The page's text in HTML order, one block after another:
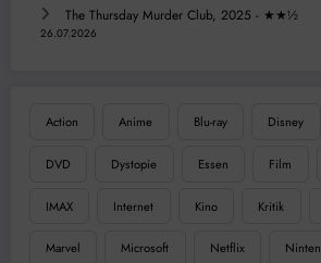
The Thursday Murder Club, 2025 - ★★½
26.07.2026
Action Anime Blu-ray Disney
DVD Dystopie Essen Film
IMAX Internet Kino Kritik
Marvel Microsoft Netflix